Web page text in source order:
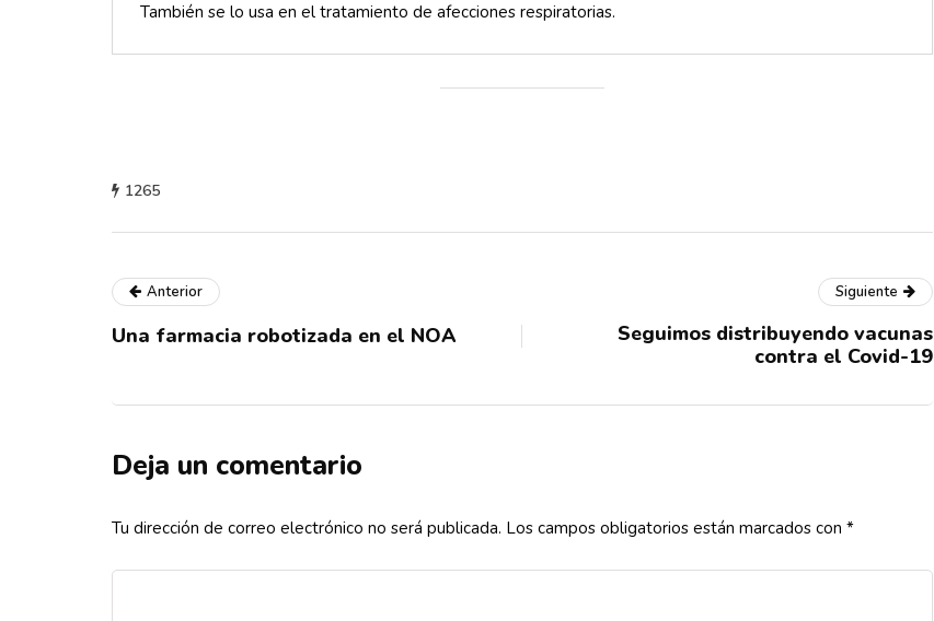
También se lo usa en el tratamiento de afecciones respiratorias.
1265
Anterior
Una farmacia robotizada en el NOA
Siguiente
Seguimos distribuyendo vacunas
contra el Covid-19
Deja un comentario
Tu dirección de correo electrónico no será publicada. Los campos obligatorios están marcados con *